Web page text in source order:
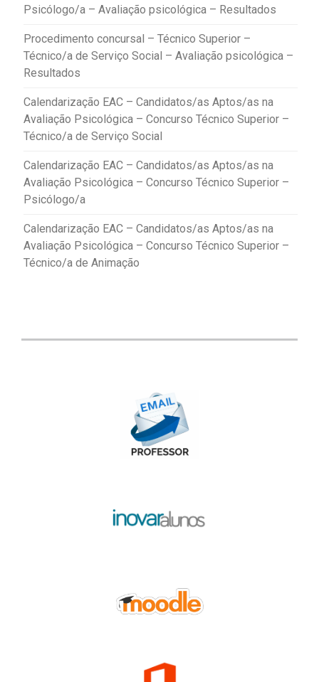
Psicólogo/a – Avaliação psicológica – Resultados
Procedimento concursal – Técnico Superior –
Técnico/a de Serviço Social – Avaliação psicológica –
Resultados
Calendarização EAC – Candidatos/as Aptos/as na
Avaliação Psicológica – Concurso Técnico Superior –
Técnico/a de Serviço Social
Calendarização EAC – Candidatos/as Aptos/as na
Avaliação Psicológica – Concurso Técnico Superior –
Psicólogo/a
Calendarização EAC – Candidatos/as Aptos/as na
Avaliação Psicológica – Concurso Técnico Superior –
Técnico/a de Animação